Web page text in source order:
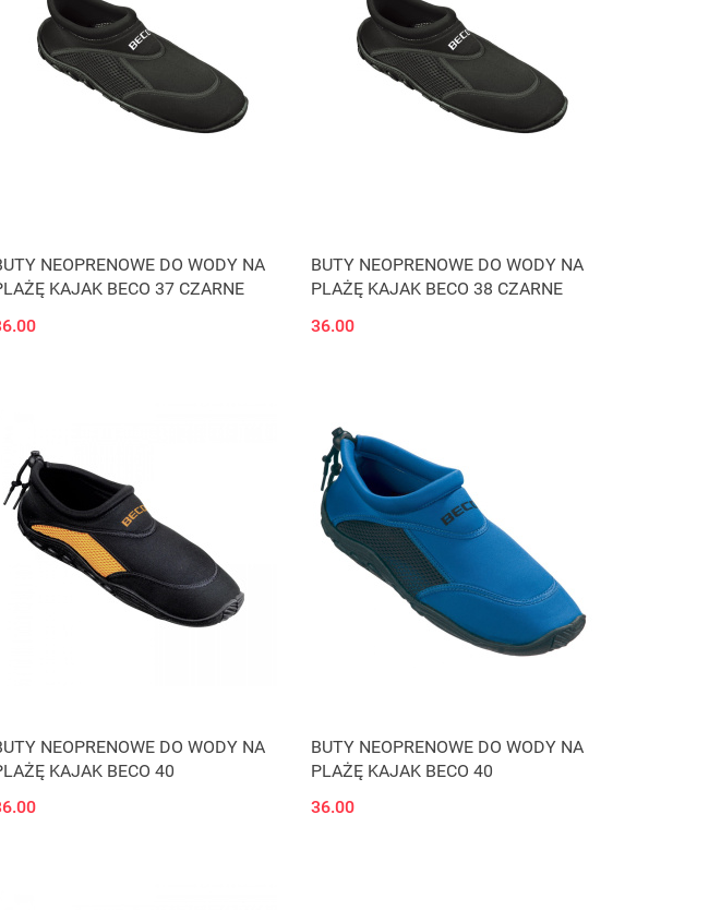
NEOPRENOWE DO WODY NA
KAJAK BECO 37 CZARNE
BUTY NEOPRENOWE DO WODY NA
PLAŻĘ KAJAK BECO 38 CZARNE
36.00
NEOPRENOWE DO WODY NA
KAJAK BECO 40
BUTY NEOPRENOWE DO WODY NA
PLAŻĘ KAJAK BECO 40
36.00